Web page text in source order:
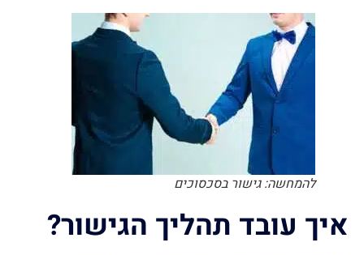
להמחשה: גישור בסכסוכים
איך עובד תהליך הגישור?